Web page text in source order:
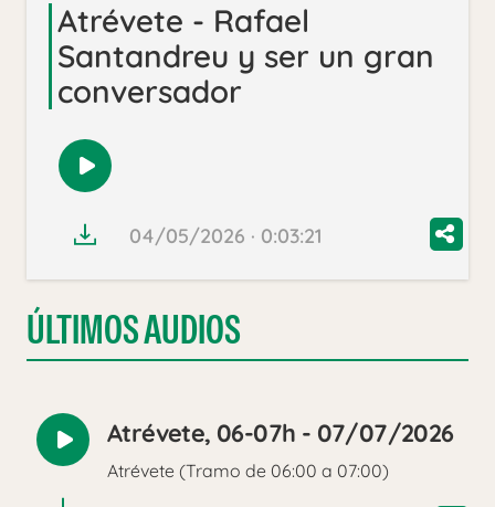
Atrévete - Rafael
Santandreu y ser un gran
conversador
Reproducir
audio
04/05/2026 · 0:03:21
ÚLTIMOS AUDIOS
Reproducir
audio
Atrévete, 06-07h - 07/07/2026
Atrévete (Tramo de 06:00 a 07:00)